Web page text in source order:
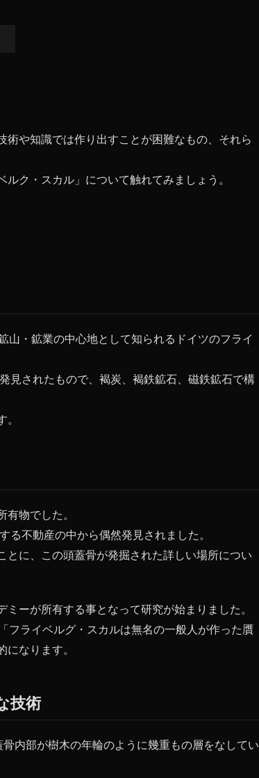
や知識では作り出すことが困難なもの、それら
ク・スカル」について触れてみましょう。
山・鉱業の中心地として知られるドイツのフライ
見されたもので、褐炭、褐鉄鉱石、磁鉄鉱石で構
物でした。
る不動産の中から偶然発見されました。
とに、この頭蓋骨が発掘された詳しい場所につい
ーが所有する事となって研究が始まりました。
フライベルグ・スカルは無名の一般人が作った贋
なります。
技術
内部が樹木の年輪のように幾重もの層をなしてい